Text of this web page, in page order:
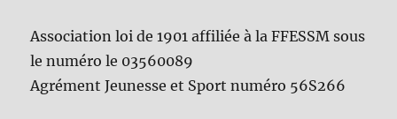
Association loi de 1901 affiliée à la FFESSM sous
le numéro le 03560089
Agrément Jeunesse et Sport numéro 56S266